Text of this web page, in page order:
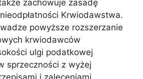
zachowuje zasadę
Krwiodawstwa.
powyższe rozszerzanie
krwiodawców
ulgi podatkowej
sprzeczności z wyżej
i zaleceniami